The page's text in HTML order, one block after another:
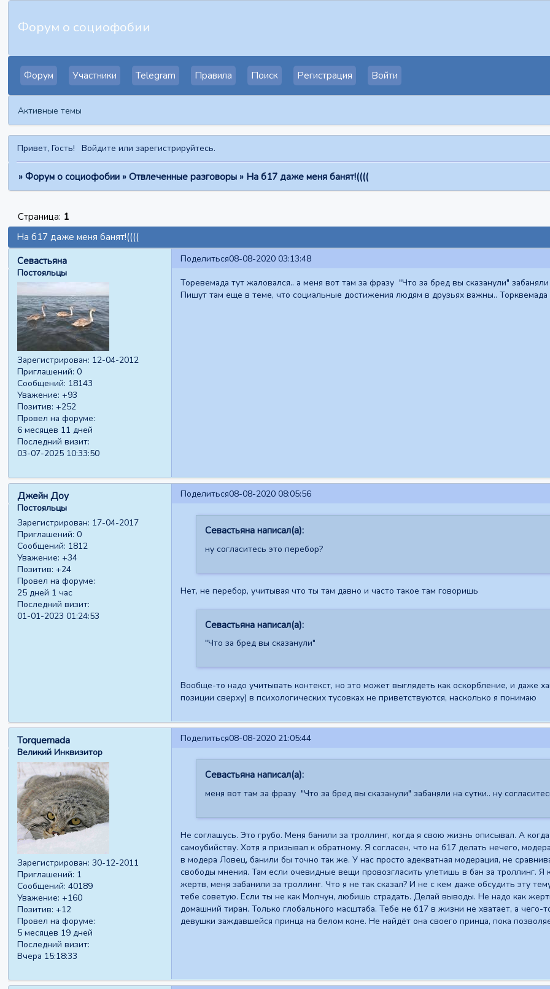
Форум о социофобии
Форум Участники Telegram Правила Поиск Регистрация Войти
Активные темы
Привет, Гость! Войдите илизарегистрируйтесь.
» Форум о социофобии » Отвлеченные разговоры » На б17 даже меня банят!((((
На б17 даже меня банят!((((
Страница: 1
Поделиться08-08-2020 03:13:48
Севастьяна
Постояльцы
Зарегистрирован: 12-04-2012
Приглашений: 0
Сообщений: 18143
Уважение: +93
Позитив: +252
Провел на форуме:
6 месяцев 11 дней
Последний визит:
03-07-2025 10:33:50
Торевемада тут жаловался.. а меня вот там за фразу "Что за бред вы сказанули"
Пишут там еще в теме, что социальные достижения людям в друзьях важны.. Торквемада
Поделиться08-08-2020 08:05:56
Джейн Доу
Постояльцы
Зарегистрирован: 17-04-2017
Приглашений: 0
Сообщений: 1812
Уважение: +34
Позитив: +24
Провел на форуме:
25 дней 1 час
Последний визит:
01-01-2023 01:24:53
Севастьяна написал(а):
ну согласитесь это перебор?
Нет, не перебор, учитывая что ты там давно и часто такое там говоришь
Севастьяна написал(а):
"Что за бред вы сказанули"
Вообще-то надо учитывать контекст, но это может выглядеть как оскорбление, и даже
позиции сверху) в психологических тусовках не приветствуются, насколько я понимаю
Поделиться08-08-2020 21:05:44
Torquemada
Великий Инквизитор
Зарегистрирован: 30-12-2011
Приглашений: 1
Сообщений: 40189
Уважение: +160
Позитив: +12
Провел на форуме:
5 месяцев 19 дней
Последний визит:
Вчера 15:18:33
Севастьяна написал(а):
меня вот там за фразу "Что за бред вы сказанули" забаняли на сутки.. ну
Не соглашусь. Это грубо. Меня банили за троллинг, когда я свою жизнь описывал. А
самоубийству. Хотя я призывал к обратному. Я согласен, что на б17 делать нечего,
в модера Ловец, банили бы точно так же. У нас просто адекватная модерация, не
свободы мнения. Там если очевидные вещи провозгласить улетишь в бан за троллинг. Я
жертв, меня забанили за троллинг. Что я не так сказал? И не с кем даже обсудить эту
тебе советую. Если ты не как Молчун, любишь страдать. Делай выводы. Не надо как
домашний тиран. Только глобального масштаба. Тебе не б17 в жизни не хватает, а чего-
девушки заждавшейся принца на белом коне. Не найдёт она своего принца, пока